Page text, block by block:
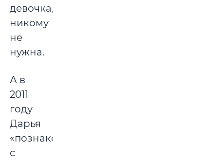
девочка,
никому
не
нужна.
А в
2011
году
Дарья
«познакомилась»
с